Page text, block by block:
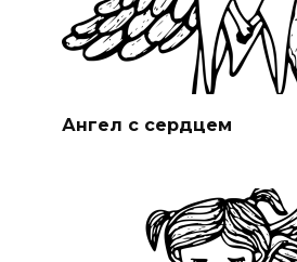
Ангел с сердцем